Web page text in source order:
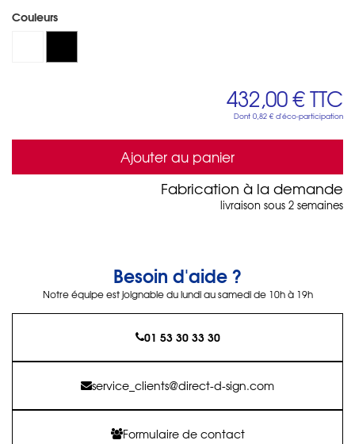
Couleurs
432,00 €TTC
Dont 0,82 € d'éco-participation
Ajouter au panier
Fabrication à la demande
livraison sous 2 semaines
Besoin d'aide ?
Notre équipe est joignable du lundi au samedi de 10h à 19h
01 53 30 33 30
service_clients@direct-d-sign.com
Formulaire de contact